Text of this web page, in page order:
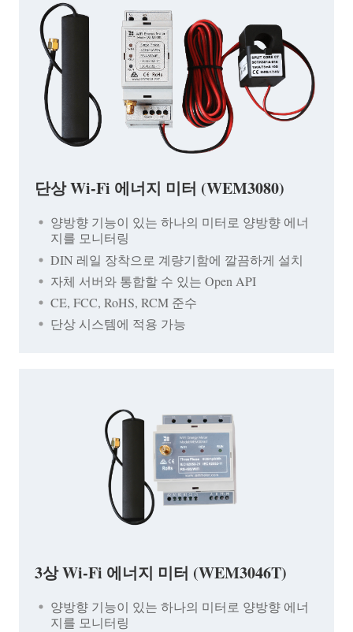
단상 Wi-Fi 에너지 미터 (WEM3080)
양방향 기능이 있는 하나의 미터로 양방향 에너
지를 모니터링
DIN 레일 장착으로 계량기함에 깔끔하게 설치
자체 서버와 통합할 수 있는 Open API
CE, FCC, RoHS, RCM 준수
단상 시스템에 적용 가능
3상 Wi-Fi 에너지 미터 (WEM3046T)
양방향 기능이 있는 하나의 미터로 양방향 에너
지를 모니터링